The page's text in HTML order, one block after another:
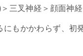
三叉神経＞顔面神
にもかかわらず、初